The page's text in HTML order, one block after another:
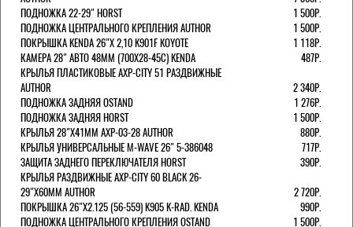
ПОДНОЖКА 22-29" HORST
1 500Р.
ПОДНОЖКА ЦЕНТРАЛЬНОГО КРЕПЛЕНИЯ AUTHOR
1 500Р.
ПОКРЫШКА KENDA 26"Х 2,10 K901F KOYOTE
1 118Р.
КАМЕРА 28" АВТО 48ММ (700Х28-45С) KENDA
487Р.
КРЫЛЬЯ ПЛАСТИКОВЫЕ AXP-CITY 51 РАЗДВИЖНЫЕ
AUTHOR
2 340Р.
ПОДНОЖКА ЗАДНЯЯ OSTAND
1 276Р.
ПОДНОЖКА ЗАДНЯЯ HORST
1 500Р.
КРЫЛЬЯ 28"Х41ММ AXP-03-28 AUTHOR
880Р.
КРЫЛЬЯ УНИВЕРСАЛЬНЫЕ M-WAVE 26" 5-386048
717Р.
ЗАЩИТА ЗАДНЕГО ПЕРЕКЛЮЧАТЕЛЯ HORST
390Р.
КРЫЛЬЯ РАЗДВИЖНЫЕ AXP-CITY 60 BLACK 26-
29"Х60ММ AUTHOR
2 720Р.
ПОКРЫШКА 26"Х2.125 (56-559) K905 K-RAD. KENDA
990Р.
ПОДНОЖКА ЦЕНТРАЛЬНОГО КРЕПЛЕНИЯ OSTAND
1 500Р.